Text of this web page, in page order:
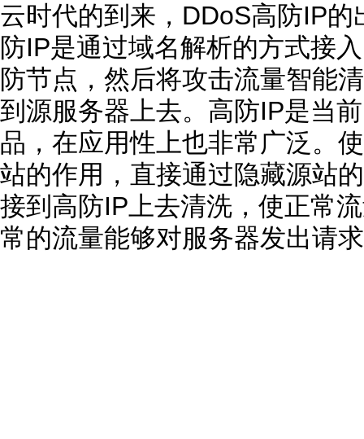
云时代的到来，DDoS高防IP
防IP是通过域名解析的方式接
防节点，然后将攻击流量智能
到源服务器上去。高防IP是当前
品，在应用性上也非常广泛。
站的作用，直接通过隐藏源站
接到高防IP上去清洗，使正常
常的流量能够对服务器发出请